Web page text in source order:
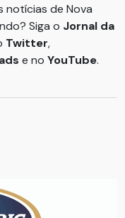
notícias de Nova
Siga o Jornal da
Twitter,
e no YouTube.